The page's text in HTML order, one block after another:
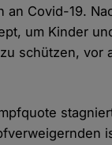
an Covid-19.
um Kinder
schützen, vor